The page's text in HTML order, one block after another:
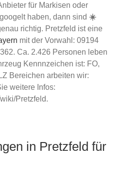
für Markisen oder
haben, dann sind ☀️
richtig. Pretzfeld ist eine
mit der Vorwahl: 09194
Ca. 2.426 Personen leben
Kennnzeichen ist: FO,
Bereichen arbeiten wir:
weitere Infos:
Pretzfeld.
in Pretzfeld für